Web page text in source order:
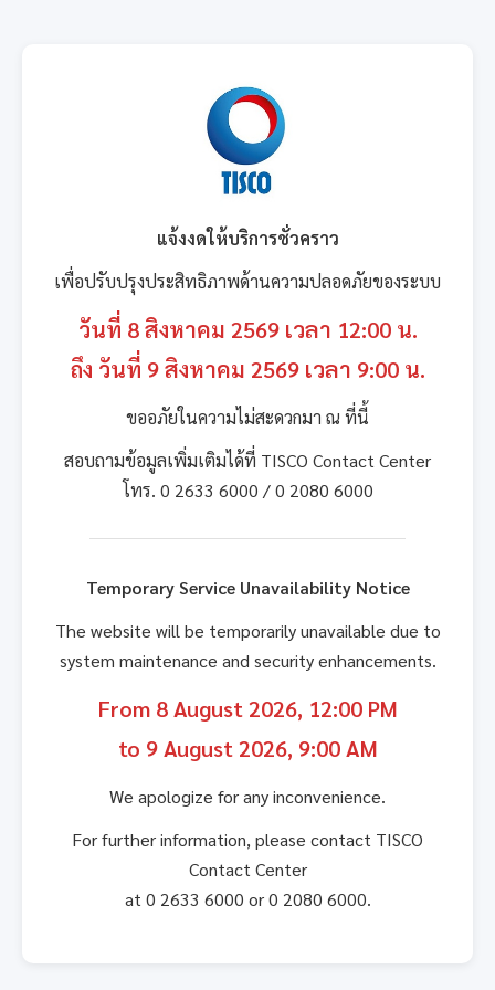
แจ้งงดให้บริการชั่วคราว
เพื่อปรับปรุงประสิทธิภาพด้านความปลอดภัยของระบบ
วันที่ 8 สิงหาคม 2569 เวลา 12:00 น.
ถึง วันที่ 9 สิงหาคม 2569 เวลา 9:00 น.
ขออภัยในความไม่สะดวกมา ณ ที่นี้
สอบถามข้อมูลเพิ่มเติมได้ที่ TISCO Contact Center
โทร. 0 2633 6000 / 0 2080 6000
Temporary Service Unavailability Notice
The website will be temporarily unavailable due to
system maintenance and security enhancements.
From 8 August 2026, 12:00 PM
to 9 August 2026, 9:00 AM
We apologize for any inconvenience.
For further information, please contact TISCO
Contact Center
at 0 2633 6000 or 0 2080 6000.